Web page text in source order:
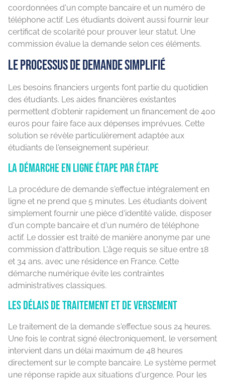
coordonnées d'un compte bancaire et un numéro de
téléphone actif. Les étudiants doivent aussi fournir leur
certificat de scolarité pour prouver leur statut. Une
commission évalue la demande selon ces éléments.
Le processus de demande simplifié
Les besoins financiers urgents font partie du quotidien
des étudiants. Les aides financières existantes
permettent d'obtenir rapidement un financement de 400
euros pour faire face aux dépenses imprévues. Cette
solution se révèle particulièrement adaptée aux
étudiants de l'enseignement supérieur.
La démarche en ligne étape par étape
La procédure de demande s'effectue intégralement en
ligne et ne prend que 5 minutes. Les étudiants doivent
simplement fournir une pièce d'identité valide, disposer
d'un compte bancaire et d'un numéro de téléphone
actif. Le dossier est traité de manière anonyme par une
commission d'attribution. L'âge requis se situe entre 18
et 34 ans, avec une résidence en France. Cette
démarche numérique évite les contraintes
administratives classiques.
Les délais de traitement et de versement
Le traitement de la demande s'effectue sous 24 heures.
Une fois le contrat signé électroniquement, le versement
intervient dans un délai maximum de 48 heures
directement sur le compte bancaire. Le système permet
une réponse rapide aux situations d'urgence. Pour les